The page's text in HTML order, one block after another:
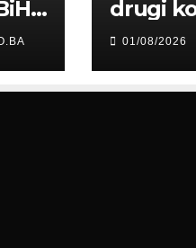
drugi
Merlina
01/08/2026